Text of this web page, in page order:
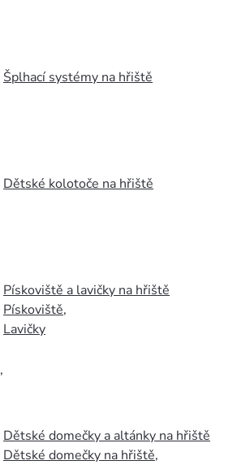
,
Šplhací systémy na hřiště
Dětské kolotoče na hřiště
Pískoviště a lavičky na hřiště
Pískoviště,
Lavičky
Dětské domečky a altánky na hřiště
Dětské domečky na hřiště,